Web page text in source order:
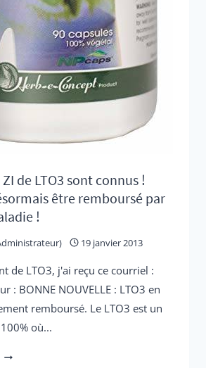
de LTO3 sont connus !
être remboursé par
!
19 janvier 2013
de LTO3, j'ai reçu ce courriel :
: BONNE NOUVELLE : LTO3 en
remboursé. Le LTO3 est un
où...
LES